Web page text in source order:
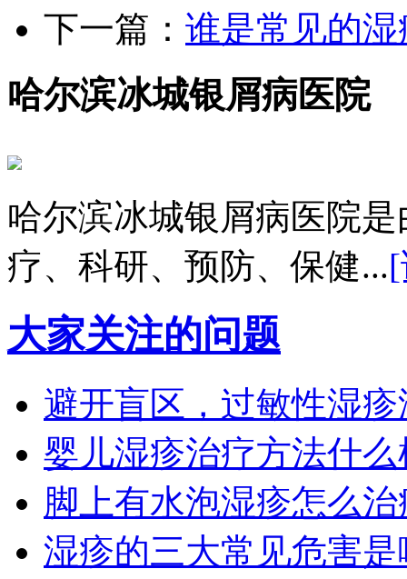
下一篇： 谁是常见的
哈尔滨冰城银屑病医院
哈尔滨冰城银屑病医院
疗、科研、预防、保健...
大家关注的问题
避开盲区，过敏性湿
婴儿湿疹治疗方法什么
脚上有水泡湿疹怎么
湿疹的三大常见危害是